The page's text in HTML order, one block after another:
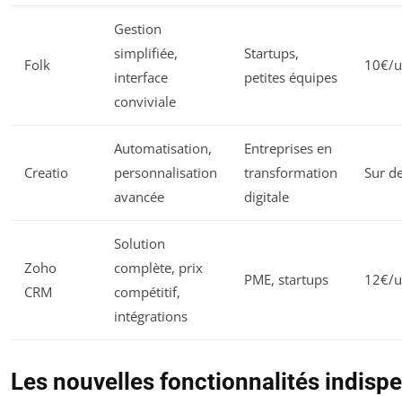
Folk
Gestion
simplifiée,
interface
conviviale
Startups,
petites équipes
10€/
Creatio
Automatisation,
personnalisation
avancée
Entreprises en
transformation
digitale
Sur
Zoho
CRM
Solution
complète, prix
compétitif,
intégrations
PME, startups 12€/
Les nouvelles fonctionnalités